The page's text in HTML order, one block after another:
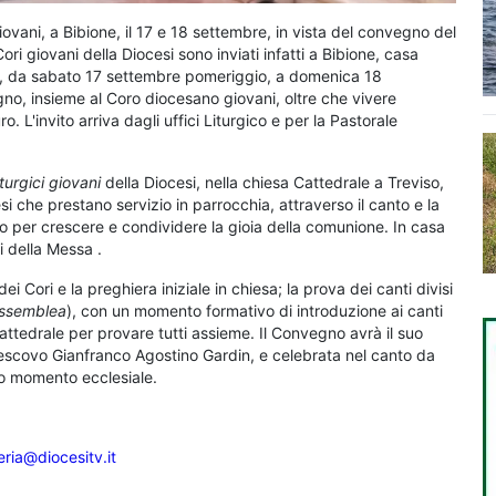
a Bibione, il 17 e 18 settembre, in vista del convegno del
giovani della Diocesi sono inviati infatti a Bibione, casa
da sabato 17 settembre pomeriggio, a domenica 18
insieme al Coro diocesano giovani, oltre che vivere
L'invito arriva dagli uffici Liturgico e per la Pastorale
giovanidella Diocesi, nella chiesa Cattedrale a Treviso,
che prestano servizio in parrocchia, attraverso il canto e la
crescere e condividere la gioia della comunione. In casa
della Messa .
Cori e la preghiera iniziale in chiesa; la prova dei canti divisi
), con un momento formativo di introduzione ai canti
per provare tutti assieme. Il Convegno avrà il suo
Gianfranco Agostino Gardin, e celebrata nel canto da
momento ecclesiale.